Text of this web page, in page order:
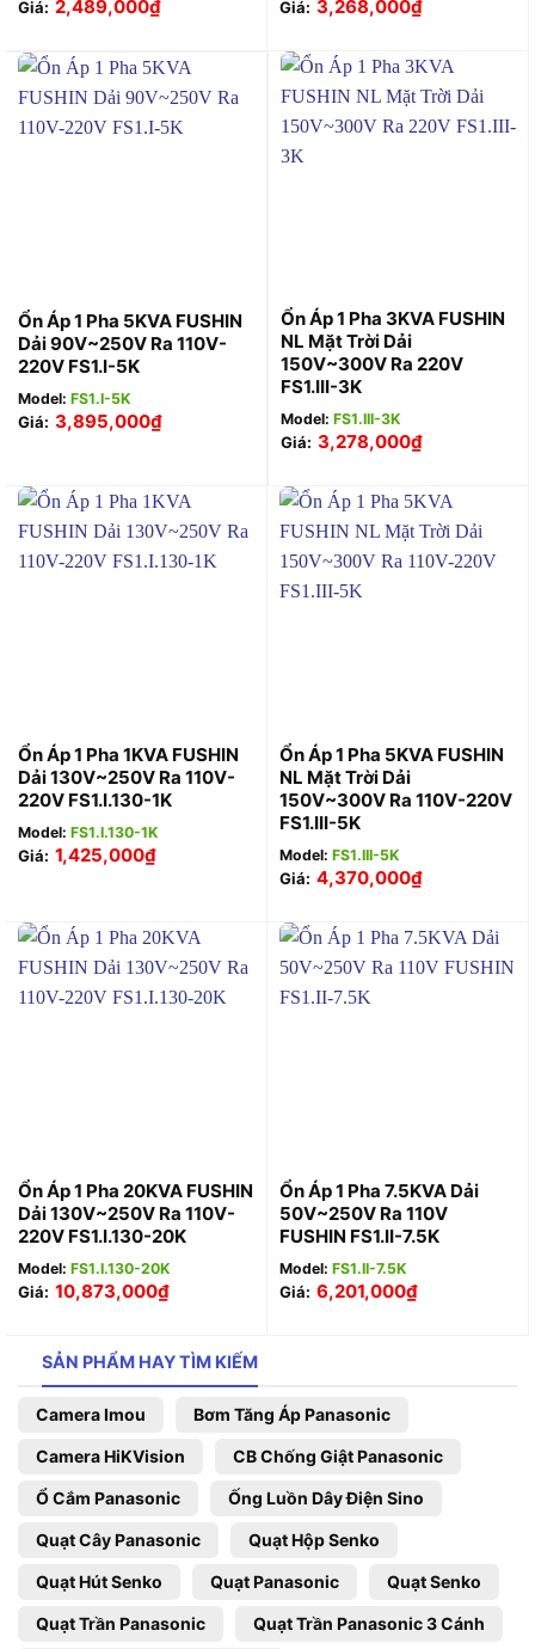
Giá: 2,489,000₫ Giá: 3,268,000₫
Ổn Áp 1 Pha 5KVA FUSHIN
Dải 90V~250V Ra 110V-
220V FS1.I-5K
Model: FS1.I-5K
Giá: 3,895,000₫
Ổn Áp 1 Pha 3KVA FUSHIN
NL Mặt Trời Dải
150V~300V Ra 220V
FS1.III-3K
Model: FS1.III-3K
Giá: 3,278,000₫
Ổn Áp 1 Pha 1KVA FUSHIN
Dải 130V~250V Ra 110V-
220V FS1.I.130-1K
Model: FS1.I.130-1K
Giá: 1,425,000₫
Ổn Áp 1 Pha 5KVA FUSHIN
NL Mặt Trời Dải
150V~300V Ra 110V-220V
FS1.III-5K
Model: FS1.III-5K
Giá: 4,370,000₫
Ổn Áp 1 Pha 20KVA FUSHIN
Dải 130V~250V Ra 110V-
220V FS1.I.130-20K
Model: FS1.I.130-20K
Giá: 10,873,000₫
Ổn Áp 1 Pha 7.5KVA Dải
50V~250V Ra 110V
FUSHIN FS1.II-7.5K
Model: FS1.II-7.5K
Giá: 6,201,000₫
SẢN PHẨM HAY TÌM KIẾM
Camera Imou Bơm Tăng Áp Panasonic
Camera HiKVision CB Chống Giật Panasonic
Ổ Cắm Panasonic Ống Luồn Dây Điện Sino
Quạt Cây Panasonic Quạt Hộp Senko
Quạt Hút Senko Quạt Panasonic Quạt Senko
Quạt Trần Panasonic Quạt Trần Panasonic 3 Cánh